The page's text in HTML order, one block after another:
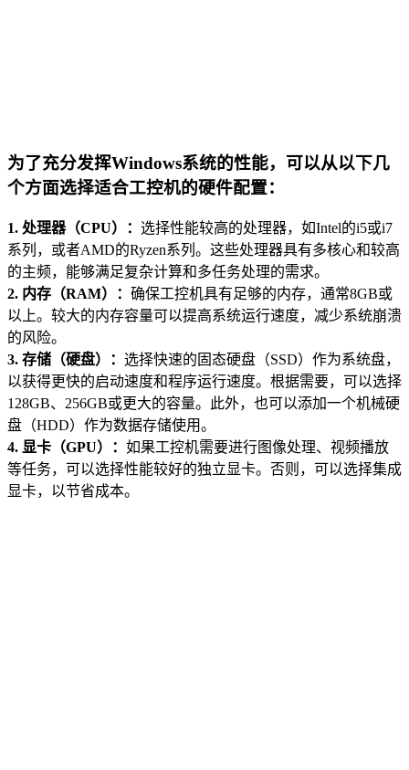
为了充分发挥Windows系统的性能，可以从以下几
个方面选择适合工控机的硬件配置：
1. 处理器（CPU）： 选择性能较高的处理器，如Intel的i5或i7
系列，或者AMD的Ryzen系列。这些处理器具有多核心和较高
的主频，能够满足复杂计算和多任务处理的需求。
2. 内存（RAM）： 确保工控机具有足够的内存，通常8GB或
以上。较大的内存容量可以提高系统运行速度，减少系统崩溃
的风险。
3. 存储（硬盘）： 选择快速的固态硬盘（SSD）作为系统盘，
以获得更快的启动速度和程序运行速度。根据需要，可以选择
128GB、256GB或更大的容量。此外，也可以添加一个机械硬
盘（HDD）作为数据存储使用。
4. 显卡（GPU）： 如果工控机需要进行图像处理、视频播放
等任务，可以选择性能较好的独立显卡。否则，可以选择集成
显卡，以节省成本。